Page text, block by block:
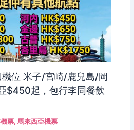
位 米子/宮崎/鹿兒島/岡
$450起，包行李同餐飲
票,馬來西亞機票